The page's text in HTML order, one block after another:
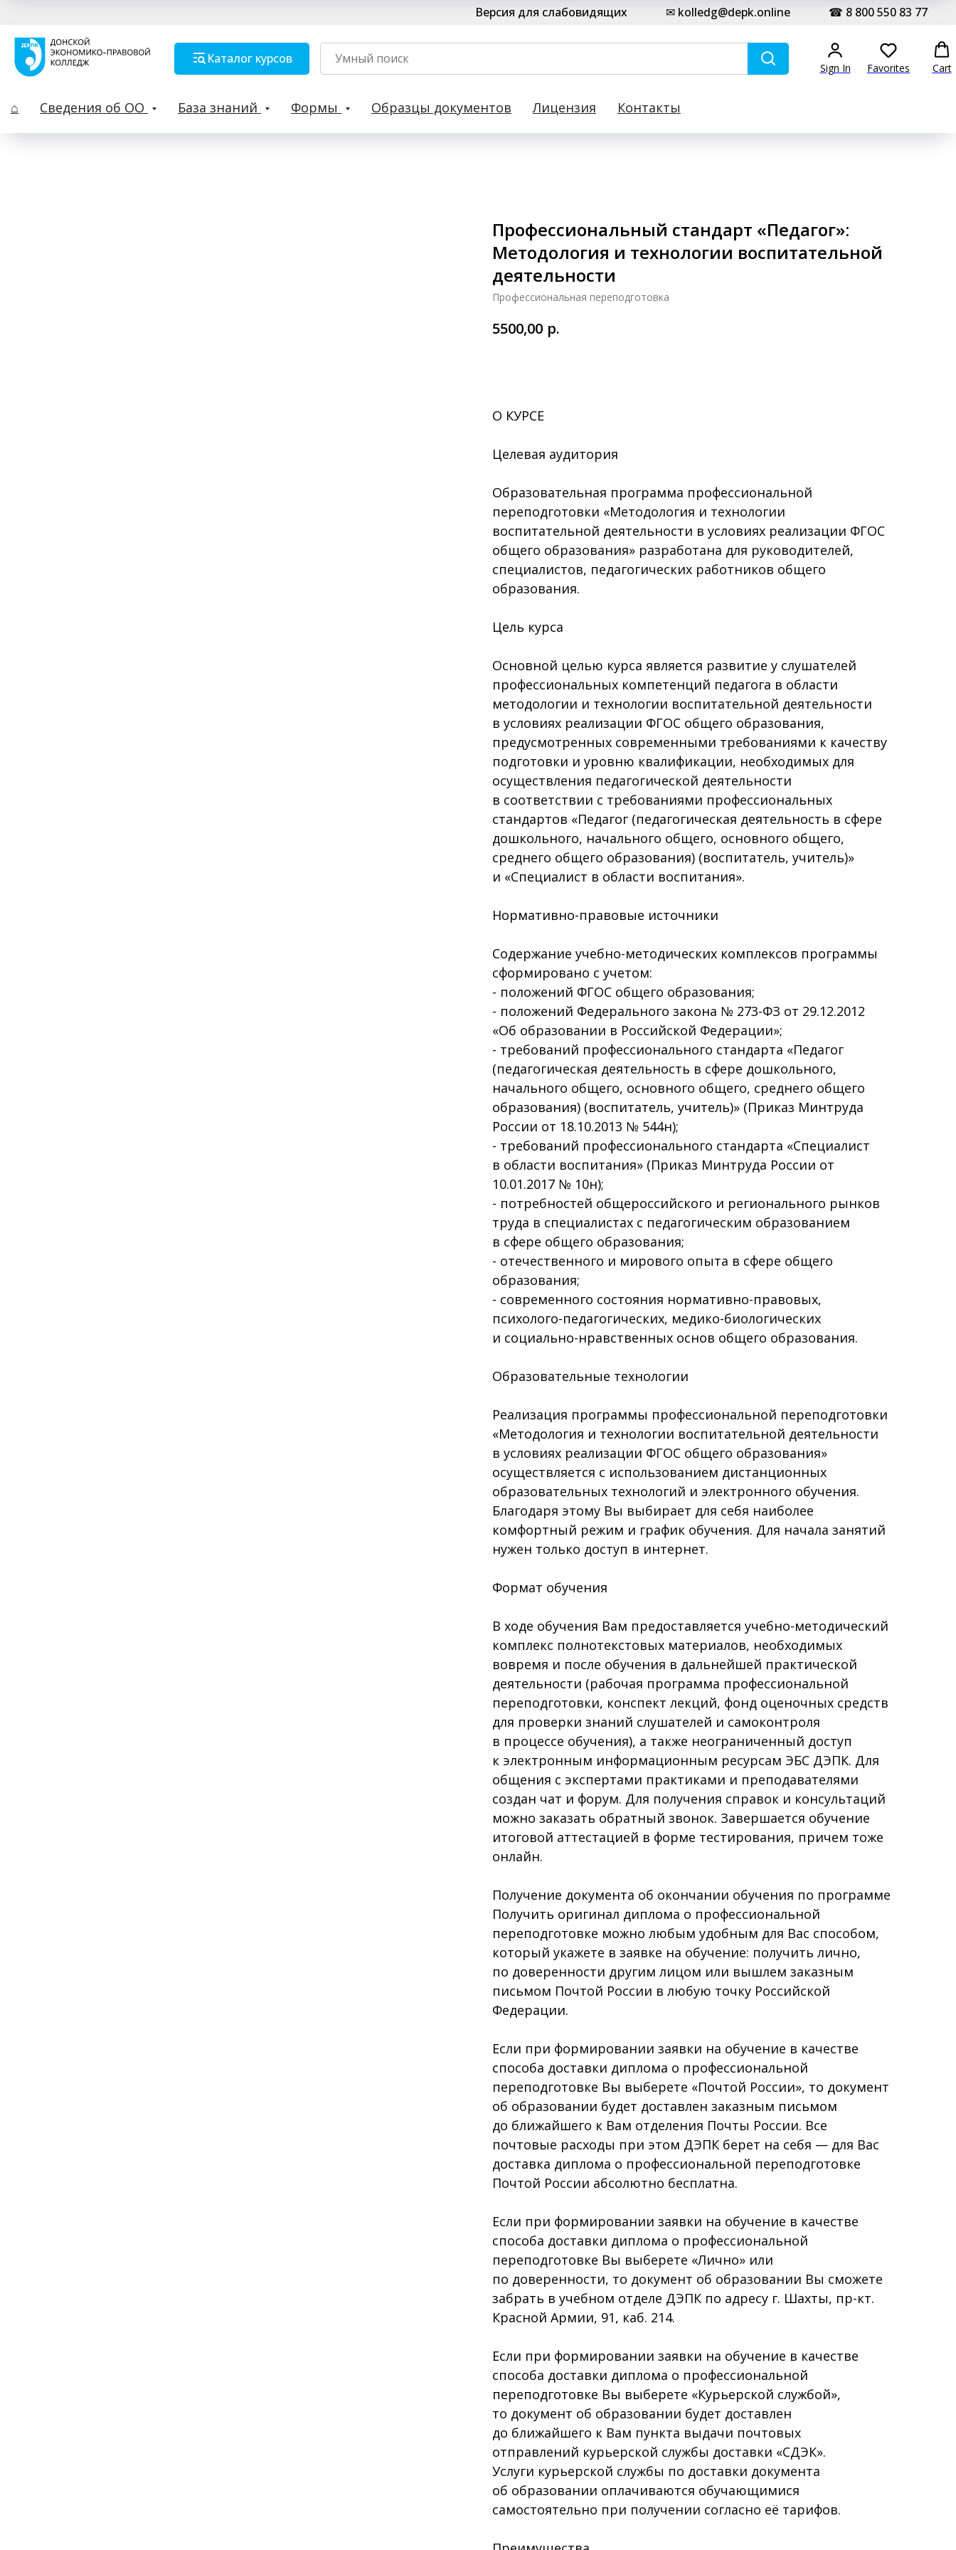
Версия для слабовидящих ✉ kolledg@depk.online ☎ 8 800 550 83 77
Каталог курсов
Sign In Favorites Cart
⌂ Сведения об ОО База знаний Формы Образцы документов Лицензия Контакты
Профессиональный стандарт «Педагог»:
Методология и технологии воспитательной
деятельности
Профессиональная переподготовка
5500,00 р.
О КУРСЕ
Целевая аудитория
Образовательная программа профессиональной
переподготовки «Методология и технологии
воспитательной деятельности в условиях реализации ФГОС
общего образования» разработана для руководителей,
специалистов, педагогических работников общего
образования.
Цель курса
Основной целью курса является развитие у слушателей
профессиональных компетенций педагога в области
методологии и технологии воспитательной деятельности
в условиях реализации ФГОС общего образования,
предусмотренных современными требованиями к качеству
подготовки и уровню квалификации, необходимых для
осуществления педагогической деятельности
в соответствии с требованиями профессиональных
стандартов «Педагог (педагогическая деятельность в сфере
дошкольного, начального общего, основного общего,
среднего общего образования) (воспитатель, учитель)»
и «Специалист в области воспитания».
Нормативно-правовые источники
Содержание учебно-методических комплексов программы
сформировано с учетом:
- положений ФГОС общего образования;
- положений Федерального закона № 273-ФЗ от 29.12.2012
«Об образовании в Российской Федерации»;
- требований профессионального стандарта «Педагог
(педагогическая деятельность в сфере дошкольного,
начального общего, основного общего, среднего общего
образования) (воспитатель, учитель)» (Приказ Минтруда
России от 18.10.2013 № 544н);
- требований профессионального стандарта «Специалист
в области воспитания» (Приказ Минтруда России от
10.01.2017 № 10н);
- потребностей общероссийского и регионального рынков
труда в специалистах с педагогическим образованием
в сфере общего образования;
- отечественного и мирового опыта в сфере общего
образования;
- современного состояния нормативно-правовых,
психолого-педагогических, медико-биологических
и социально-нравственных основ общего образования.
Образовательные технологии
Реализация программы профессиональной переподготовки
«Методология и технологии воспитательной деятельности
в условиях реализации ФГОС общего образования»
осуществляется с использованием дистанционных
образовательных технологий и электронного обучения.
Благодаря этому Вы выбирает для себя наиболее
комфортный режим и график обучения. Для начала занятий
нужен только доступ в интернет.
Формат обучения
В ходе обучения Вам предоставляется учебно-методический
комплекс полнотекстовых материалов, необходимых
вовремя и после обучения в дальнейшей практической
деятельности (рабочая программа профессиональной
переподготовки, конспект лекций, фонд оценочных средств
для проверки знаний слушателей и самоконтроля
в процессе обучения), а также неограниченный доступ
к электронным информационным ресурсам ЭБС ДЭПК. Для
общения с экспертами практиками и преподавателями
создан чат и форум. Для получения справок и консультаций
можно заказать обратный звонок. Завершается обучение
итоговой аттестацией в форме тестирования, причем тоже
онлайн.
Получение документа об окончании обучения по программе
Получить оригинал диплома о профессиональной
переподготовке можно любым удобным для Вас способом,
который укажете в заявке на обучение: получить лично,
по доверенности другим лицом или вышлем заказным
письмом Почтой России в любую точку Российской
Федерации.
Если при формировании заявки на обучение в качестве
способа доставки диплома о профессиональной
переподготовке Вы выберете «Почтой России», то документ
об образовании будет доставлен заказным письмом
до ближайшего к Вам отделения Почты России. Все
почтовые расходы при этом ДЭПК берет на себя — для Вас
доставка диплома о профессиональной переподготовке
Почтой России абсолютно бесплатна.
Если при формировании заявки на обучение в качестве
способа доставки диплома о профессиональной
переподготовке Вы выберете «Лично» или
по доверенности, то документ об образовании Вы сможете
забрать в учебном отделе ДЭПК по адресу г. Шахты, пр-кт.
Красной Армии, 91, каб. 214.
Если при формировании заявки на обучение в качестве
способа доставки диплома о профессиональной
переподготовке Вы выберете «Курьерской службой»,
то документ об образовании будет доставлен
до ближайшего к Вам пункта выдачи почтовых
отправлений курьерской службы доставки «СДЭК».
Услуги курьерской службы по доставки документа
об образовании оплачиваются обучающимися
самостоятельно при получении согласно её тарифов.